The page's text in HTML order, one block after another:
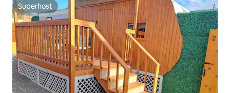
Superhost
Superhost